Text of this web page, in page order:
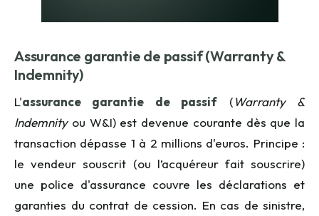
Assurance garantie de passif (Warranty &
Indemnity)
L'assurance garantie de passif (Warranty &
Indemnityou W&I) est devenue courante dès que la
transaction dépasse 1 à 2 millions d'euros. Principe :
le vendeur souscrit (ou l’acquéreur fait souscrire)
une police d'assurance couvre les déclarations et
garanties du contrat de cession. En cas de sinistre,